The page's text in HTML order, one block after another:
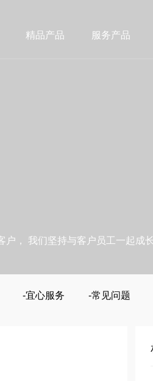
精品产品 服务产品
， 我们坚持与客户员工一起成长
-宜心服务 -常见问题